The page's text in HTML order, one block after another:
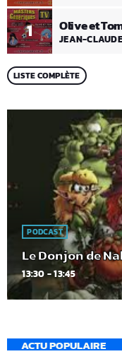
1 Olive et
JEAN-
LISTE COMPLÈTE
PODCAST
Le Donjon de
13:30 - 13:45
ACTU POPULAIRE